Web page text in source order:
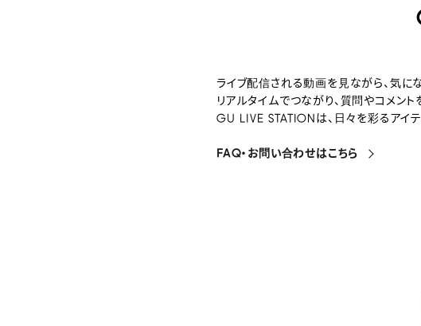
ライブ配信される動画を見ながら、気に
リアルタイムでつながり、質問やコメン
GU LIVE STATIONは、日々を彩るアイ
FAQ・お問い合わせはこちら